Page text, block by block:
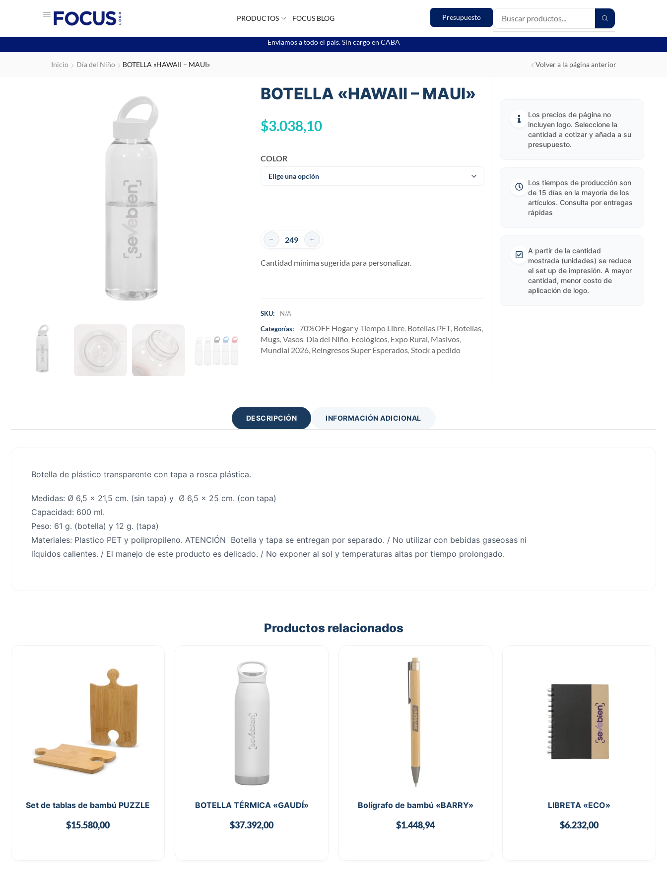
PRODUCTOS FOCUS BLOG Presupuesto
Enviamos a todo el país. Sin cargo en CABA
Inicio Día del Niño BOTELLA «HAWAII – MAUI» Volver a la página anterior
BOTELLA «HAWAII – MAUI»
$3.038,10
COLOR
Cantidad mínima sugerida para personalizar.
SKU:
N/A
Categorías:
70%OFF Hogar y Tiempo Libre, Botellas PET, Botellas,
Mugs, Vasos, Día del Niño, Ecológicos, Expo Rural, Masivos,
Mundial 2026, Reingresos Super Esperados, Stock a pedido
Los precios de página no
incluyen logo. Seleccione la
cantidad a cotizar y añada a su
presupuesto.
Los tiempos de producción son
de 15 días en la mayoría de los
artículos. Consulta por entregas
rápidas
A partir de la cantidad
mostrada (unidades) se reduce
el set up de impresión. A mayor
cantidad, menor costo de
aplicación de logo.
DESCRIPCIÓN INFORMACIÓN ADICIONAL
Botella de plástico transparente con tapa a rosca plástica.
Medidas: Ø 6,5 x 21,5 cm. (sin tapa) y Ø 6,5 x 25 cm. (con tapa)
Capacidad: 600 ml.
Peso: 61 g. (botella) y 12 g. (tapa)
Materiales: Plastico PET y polipropileno. ATENCIÓN Botella y tapa se entregan por separado. / No utilizar con bebidas gaseosas ni
líquidos calientes. / El manejo de este producto es delicado. / No exponer al sol y temperaturas altas por tiempo prolongado.
Productos relacionados
Set de tablas de bambú PUZZLE
$15.580,00
BOTELLA TÉRMICA «GAUDÍ»
$37.392,00
Bolígrafo de bambú «BARRY»
$1.448,94
LIBRETA «ECO»
$6.232,00